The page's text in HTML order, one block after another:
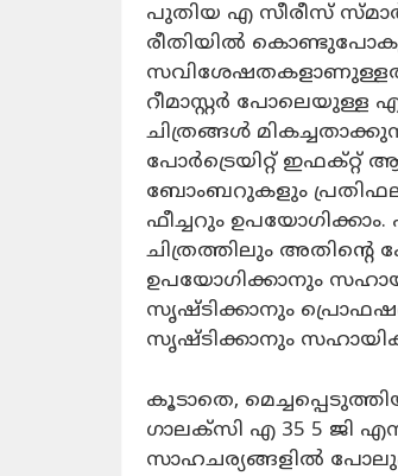
പുതിയ എ സീരീസ്
രീതിയിൽ
റീമാസ്റ്റർ പോലെയുള്ള
ചിത്രങ്ങൾ
പോർട്രെയിറ്റ്
ബോംബറുകളും
ഫീച്ചറും
ചിത്രത്തിലും അതിന്റെ
ഉപയോഗിക്കാനും
സൃഷ്ടിക്കാനും
സൃഷ്ടിക്കാനും
കൂടാതെ,
ഗാലക്‌സി എ 35 5 ജി
സാഹചര്യങ്ങളിൽ